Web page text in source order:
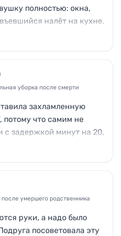
полностью: окна,
налёт на кухне.
упаковали, вычистили
устранен. Отдельно
краснеть перед
уборка после смерти
захламленную
что самим не
с задержкой минут на 20,
всё, включая жирные
полку в серванте,
целом я доволен: запах
после умершего родственника
руки, а надо было
посоветовала эту